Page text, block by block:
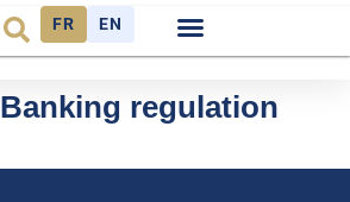
FR EN
Banking regulation